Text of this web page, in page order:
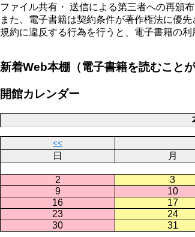
ファイル共有・ 送信による第三者への再頒布
また、電子書籍は契約条件が著作権法に優
規約に違反する行為を行うと、電子書籍の利
新着Web本棚（電子書籍を読むこと
開館カレンダー
<<
日
月
2 3
9
10
16
17
23
24
30
31